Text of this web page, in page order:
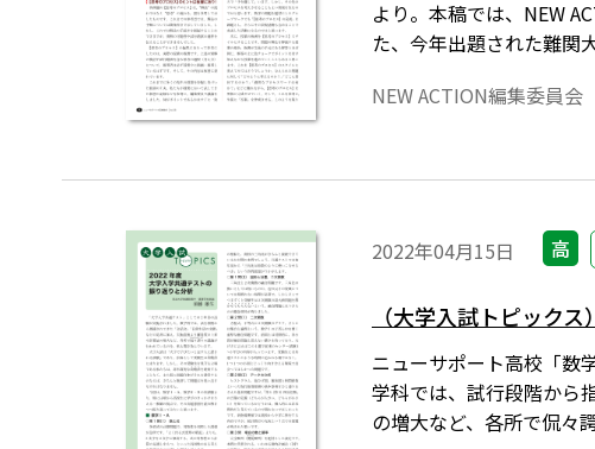
より。本稿では、NEW
た、今年出題された難関
NEW ACTION編集委員会
2022年04月15日 高
（大学入試トピック
ニューサポート高校「数
学科では、試行段階から
の増大など、各所で侃々